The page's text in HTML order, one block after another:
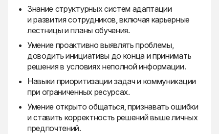
Знание структурных систем адаптации
и развития сотрудников, включая карьерные
лестницы и планы обучения.
Умение проактивно выявлять проблемы,
доводить инициативы до конца и принимать
решения в условиях неполной информации.
Навыки приоритизации задач и коммуникации
при ограниченных ресурсах.
Умение открыто общаться, признавать ошибки
и ставить корректность решений выше личных
предпочтений.